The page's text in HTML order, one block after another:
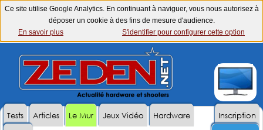
Ce site utilise Google Analytics. En continuant à naviguer, vous nous autorisez à
déposer un cookie à des fins de mesure d'audience.
En savoir plus
S'identifier pour configurer cette option
Inscription
Tests Articles Le Mur Jeux Vidéo
Hardware